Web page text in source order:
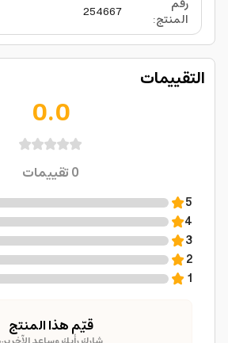
رقم
المنتج:
254667
التقييمات
0.0
0تقييمات
5
4
3
2
1
قيّم هذا المنتج